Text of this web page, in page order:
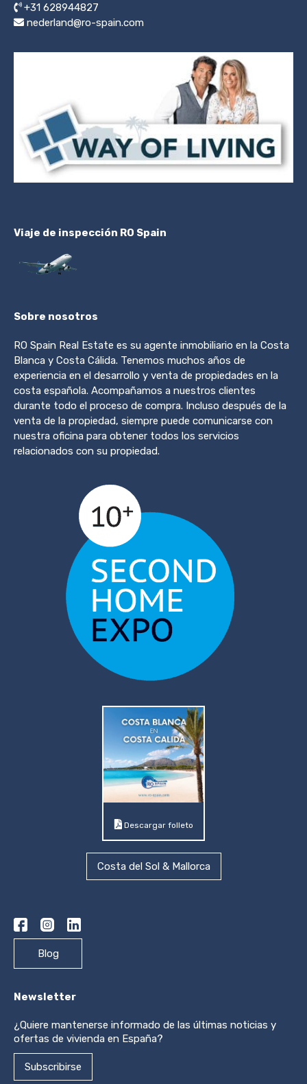
+31 628944827
nederland@ro-spain.com
Viaje de inspección RO Spain
Sobre nosotros
RO Spain Real Estate es su agente inmobiliario en la Costa
Blanca y Costa Cálida. Tenemos muchos años de
experiencia en el desarrollo y venta de propiedades en la
costa española. Acompañamos a nuestros clientes
durante todo el proceso de compra. Incluso después de la
venta de la propiedad, siempre puede comunicarse con
nuestra oficina para obtener todos los servicios
relacionados con su propiedad.
Descargar folleto
Costa del Sol & Mallorca
Blog
Newsletter
¿Quiere mantenerse informado de las últimas noticias y
ofertas de vivienda en España?
Subscribirse